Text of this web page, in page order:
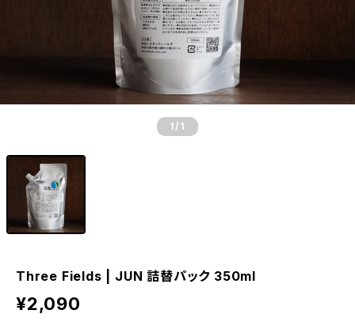
1 /1
Three Fields | JUN 詰替パック 350ml
¥2,090